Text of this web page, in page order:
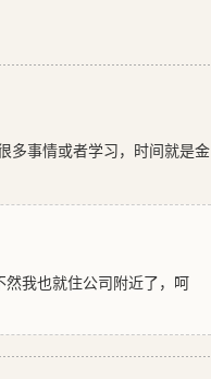
多事情或者学习，时间就是金
然我也就住公司附近了，呵